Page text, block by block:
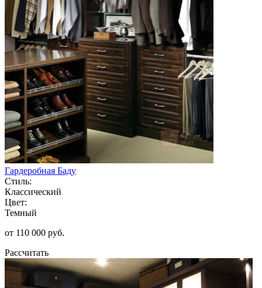
Гардеробная Баду
Стиль:
Классический
Цвет:
Темный
от 110 000 руб.
Рассчитать